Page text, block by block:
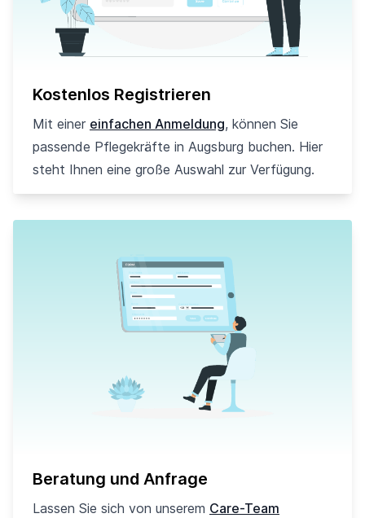
Kostenlos Registrieren
Mit einer einfachen Anmeldung, können Sie
passende Pflegekräfte in Augsburg buchen. Hier
steht Ihnen eine große Auswahl zur Verfügung.
Beratung und Anfrage
Lassen Sie sich von unserem Care-Team